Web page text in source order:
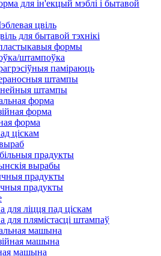
для ін'екцый мэблі і бытавой
цвіль
для бытавой тэхнікі
формы
штампоўка
паміраюць
штампы
штампы
форма
форма
форма
ціскам
прадукты
вырабы
прадукты
прадукты
ліцця пад ціскам
плямістасці штампаў
машына
машына
машына